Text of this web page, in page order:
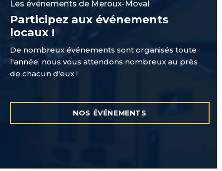
Les événements de Meroux-Moval
Participez aux événements
locaux !
De nombreux événements sont organisés toute
l'année, nous vous attendons nombreux au près
de chacun d'eux !
NOS ÉVÉNEMENTS